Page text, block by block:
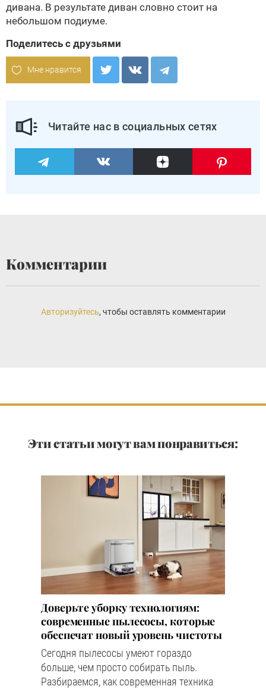
дивана. В результате диван словно стоит на
небольшом подиуме.
Поделитесь с друзьями
Мне нравится
Читайте нас в социальных сетях
Комментарии
Авторизуйтесь, чтобы оставлять комментарии
Эти статьи могут вам понравиться:
Доверьте уборку технологиям:
современные пылесосы, которые
обеспечат новый уровень чистоты
Сегодня пылесосы умеют гораздо
больше, чем просто собирать пыль.
Разбираемся, как современная техника